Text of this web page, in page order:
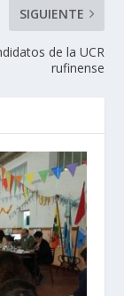
SIGUIENTE
de la UCR
rufinense